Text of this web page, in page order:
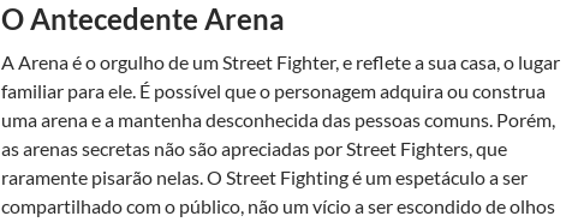
O Antecedente Arena
A Arena é o orgulho de um Street Fighter, e reflete a sua casa, o lugar
familiar para ele. É possível que o personagem adquira ou construa
uma arena e a mantenha desconhecida das pessoas comuns. Porém,
as arenas secretas não são apreciadas por Street Fighters, que
raramente pisarão nelas. O Street Fighting é um espetáculo a ser
compartilhado com o público, não um vício a ser escondido de olhos